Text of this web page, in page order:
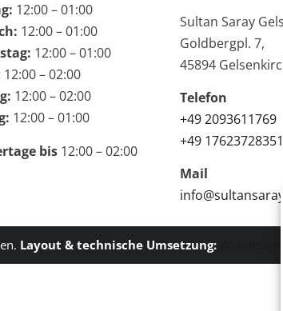
12:00 – 01:00
12:00 – 01:00
12:00 – 01:00
12:00 – 02:00
12:00 – 02:00
12:00 – 01:00
bis 12:00 – 02:00
Sultan Saray
Goldbergpl. 7,
45894
Telefon
+49 2093611769
+49 17623728351
Mail
Layout & technische Umsetzung: